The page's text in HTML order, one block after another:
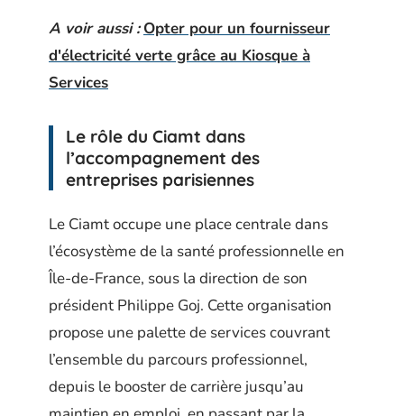
A voir aussi : Opter pour un fournisseur
d'électricité verte grâce au Kiosque à
Services
Le rôle du Ciamt dans
l’accompagnement des
entreprises parisiennes
Le Ciamt occupe une place centrale dans
l’écosystème de la santé professionnelle en
Île-de-France, sous la direction de son
président Philippe Goj. Cette organisation
propose une palette de services couvrant
l’ensemble du parcours professionnel,
depuis le booster de carrière jusqu’au